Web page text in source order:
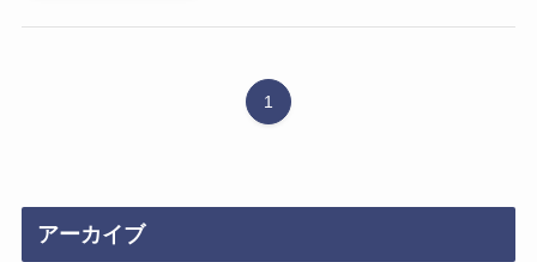
1
アーカイブ